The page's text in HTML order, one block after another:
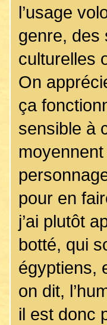
l’usage
genre, des
culturelles
On
ça
sensible à
pour en
j’ai plutôt
botté, qui
égyptiens,
on dit,
il est donc